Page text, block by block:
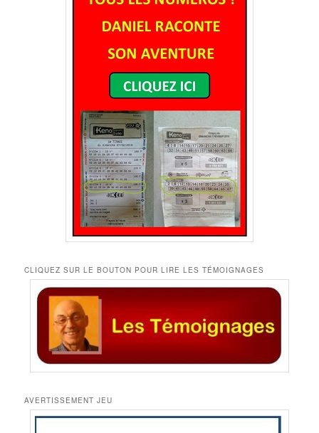
CLIQUEZ SUR LE BOUTON POUR LIRE LES TÉMOIGNAGES
AVERTISSEMENT JEU